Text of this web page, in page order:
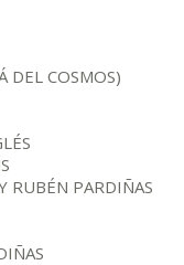
DEL COSMOS)
RUBÉN PARDIÑAS